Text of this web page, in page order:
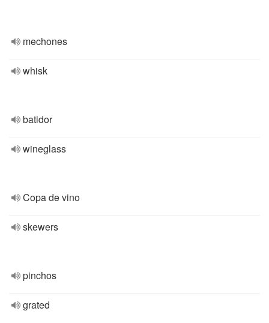
mechones
whisk
batidor
wineglass
Copa de vino
skewers
pinchos
grated